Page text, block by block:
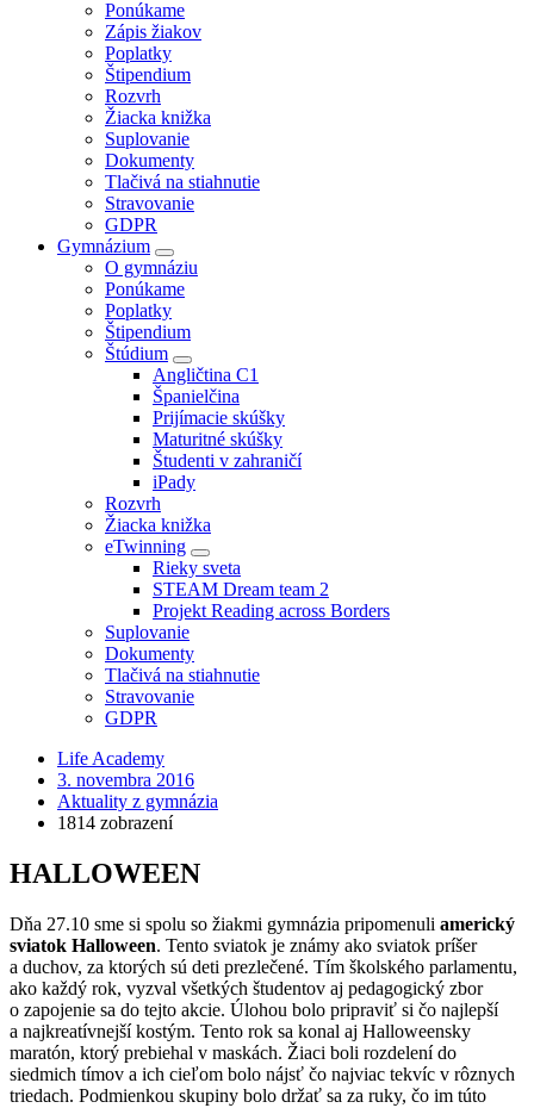
Ponúkame
Zápis žiakov
Poplatky
Štipendium
Rozvrh
Žiacka knižka
Suplovanie
Dokumenty
Tlačivá na stiahnutie
Stravovanie
GDPR
Gymnázium
O gymnáziu
Ponúkame
Poplatky
Štipendium
Štúdium
Angličtina C1
Španielčina
Prijímacie skúšky
Maturitné skúšky
Študenti v zahraničí
iPady
Rozvrh
Žiacka knižka
eTwinning
Rieky sveta
STEAM Dream team 2
Projekt Reading across Borders
Suplovanie
Dokumenty
Tlačivá na stiahnutie
Stravovanie
GDPR
Life Academy
3. novembra 2016
Aktuality z gymnázia
1814 zobrazení
HALLOWEEN
Dňa 27.10 sme si spolu so žiakmi gymnázia pripomenuli americký
sviatok Halloween. Tento sviatok je známy ako sviatok príšer
a duchov, za ktorých sú deti prezlečené. Tím školského parlamentu,
ako každý rok, vyzval všetkých študentov aj pedagogický zbor
o zapojenie sa do tejto akcie. Úlohou bolo pripraviť si čo najlepší
a najkreatívnejší kostým. Tento rok sa konal aj Halloweensky
maratón, ktorý prebiehal v maskách. Žiaci boli rozdelení do
siedmich tímov a ich cieľom bolo nájsť čo najviac tekvíc v rôznych
triedach. Podmienkou skupiny bolo držať sa za ruky, čo im túto